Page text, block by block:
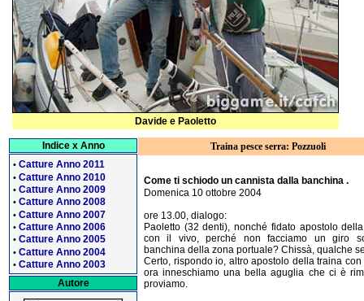
Indice x Anno
• Catture Anno 2011
• Catture Anno 2010
• Catture Anno 2009
• Catture Anno 2008
• Catture Anno 2007
• Catture Anno 2006
• Catture Anno 2005
• Catture Anno 2004
• Catture Anno 2003
Autore
Traina pesce serra: Pozzuoli
Come ti schiodo un cannista dalla banchina .
Domenica 10 ottobre 2004
ore 13.00, dialogo:
Paoletto (32 denti), nonché fidato apostolo
con il vivo, perché non facciamo un giro
banchina della zona portuale? Chissà, qualche
Certo, rispondo io, altro apostolo della traina con
ora inneschiamo una bella aguglia che ci è
proviamo.
Davide e Paoletto